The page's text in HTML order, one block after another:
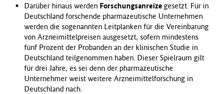
Darüber hinaus werden Forschungsanreize gesetzt. Für in
Deutschland forschende pharmazeutische Unternehmen
werden die sogenannten Leitplanken für die Vereinbarung
von Arzneimittelpreisen ausgesetzt, sofern mindestens
fünf Prozent der Probanden an der klinischen Studie in
Deutschland teilgenommen haben. Dieser Spielraum gilt
für drei Jahre, es sei denn der pharmazeutische
Unternehmer weist weitere Arzneimittelforschung in
Deutschland nach.